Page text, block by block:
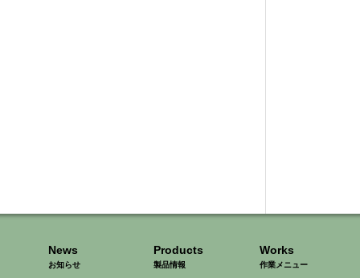
News
お知らせ
Products
製品情報
Works
作業メニュー